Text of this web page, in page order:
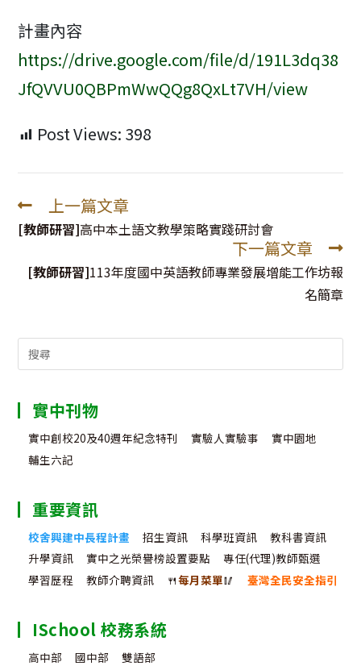
計畫內容
https://drive.google.com/file/d/191L3dq38
JfQVVU0QBPmWwQQg8QxLt7VH/view
Post Views: 398
Read
more
上一篇文章
[教師研習]高中本土語文教學策略實踐研討會
下一篇文章
[教師研習]113年度國中英語教師專業發展增能工作坊報
名簡章
Search
for:
實中刊物
實中創校20及40週年紀念特刊 實驗人實驗事
實中園地
輔生六記
重要資訊
校舍興建中長程計畫 招生資訊 科學班資訊
教科書資訊
升學資訊
實中之光榮譽榜設置要點
專任(代理)教師甄選
學習歷程
教師介聘資訊 🍴每月菜單🥢 臺灣全民安全指引
ISchool 校務系統
高中部 國中部 雙語部